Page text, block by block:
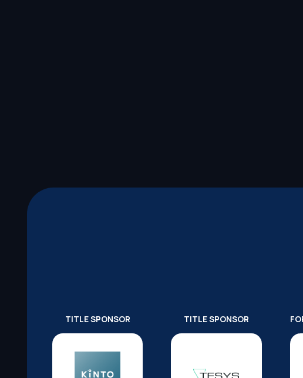
TITLE SPONSOR TITLE SPONSOR